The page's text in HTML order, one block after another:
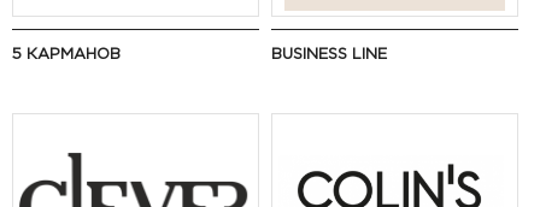
5 КАРМАНОВ BUSINESS LINE